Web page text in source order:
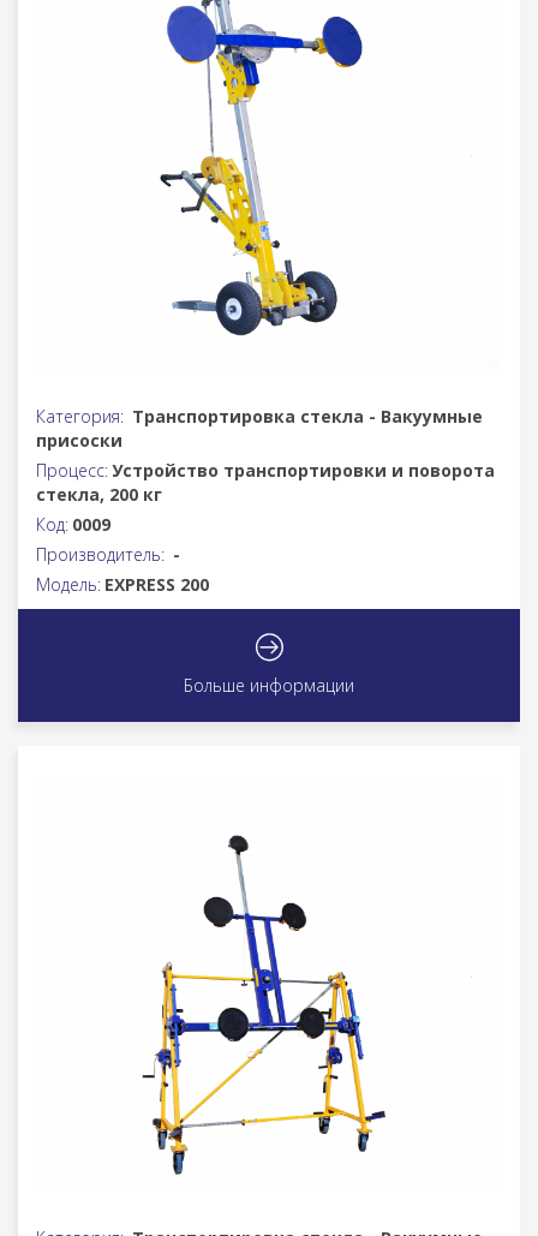
Категория: Транспортировка стекла - Вакуумные
присоски
Процесс:Устройство транспортировки и поворота
стекла, 200 кг
Код: 0009
Производитель: -
Модель: EXPRESS 200
Больше информации